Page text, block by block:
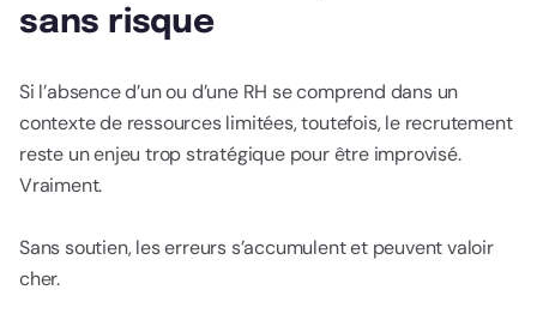
sans risque
Si l’absence d’un ou d’une RH se comprend dans un
contexte de ressources limitées, toutefois, le recrutement
reste un enjeu trop stratégique pour être improvisé.
Vraiment.
Sans soutien, les erreurs s’accumulent et peuvent valoir
cher.